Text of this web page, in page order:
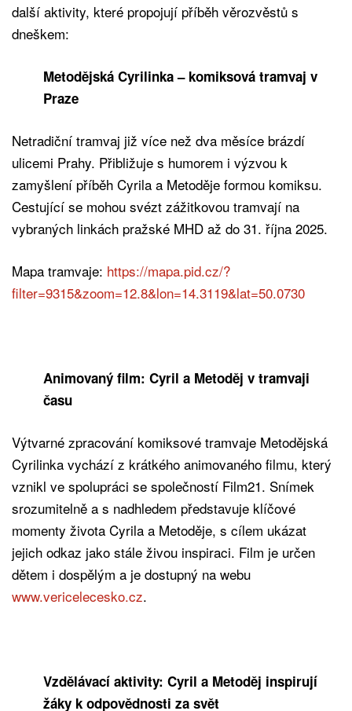
další aktivity, které propojují příběh věrozvěstů s
dneškem:
Metodějská Cyrilinka – komiksová tramvaj v
Praze
Netradiční tramvaj již více než dva měsíce brázdí
ulicemi Prahy. Přibližuje s humorem i výzvou k
zamyšlení příběh Cyrila a Metoděje formou komiksu.
Cestující se mohou svézt zážitkovou tramvají na
vybraných linkách pražské MHD až do 31. října 2025.
Mapa tramvaje: https://mapa.pid.cz/?
filter=9315&zoom=12.8&lon=14.3119&lat=50.0730
Animovaný film: Cyril a Metoděj v tramvaji
času
Výtvarné zpracování komiksové tramvaje Metodějská
Cyrilinka vychází z krátkého animovaného filmu, který
vznikl ve spolupráci se společností Film21. Snímek
srozumitelně a s nadhledem představuje klíčové
momenty života Cyrila a Metoděje, s cílem ukázat
jejich odkaz jako stále živou inspiraci. Film je určen
dětem i dospělým a je dostupný na webu
www.vericelecesko.cz.
Vzdělávací aktivity: Cyril a Metoděj inspirují
žáky k odpovědnosti za svět